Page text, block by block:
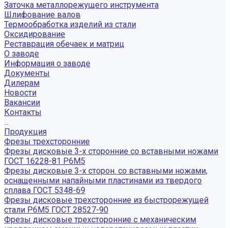
Заточка металлорежущего инструмента
Шлифование валов
Термообработка изделий из стали
Оксидирование
Реставрация обечаек и матриц
О заводе
Информация о заводе
Документы
Дилерам
Новости
Вакансии
Контакты
...
Продукция
Фрезы трехсторонние
Фрезы дисковые 3-х сторонние со вставными ножами
ГОСТ 16228-81 Р6М5
Фрезы дисковые 3-х сторон. со вставными ножами,
оснащенными напайными пластинами из твердого
сплава ГОСТ 5348-69
Фрезы дисковые трехсторонние из быстрорежущей
стали Р6М5 ГОСТ 28527-90
Фрезы дисковые трехсторонние с механическим